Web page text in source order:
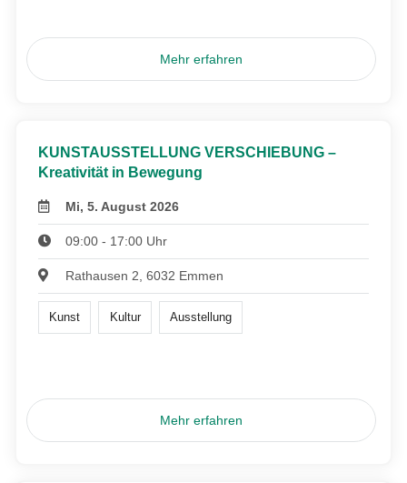
Mehr erfahren
KUNSTAUSSTELLUNG VERSCHIEBUNG –
Kreativität in Bewegung
Mi, 5. August 2026
09:00 - 17:00 Uhr
Rathausen 2, 6032 Emmen
Kunst Kultur Ausstellung
Mehr erfahren